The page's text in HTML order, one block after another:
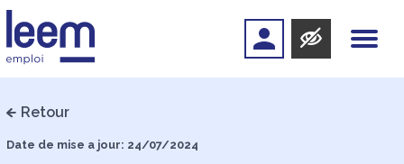
Retour
Date de mise a jour: 24/07/2024